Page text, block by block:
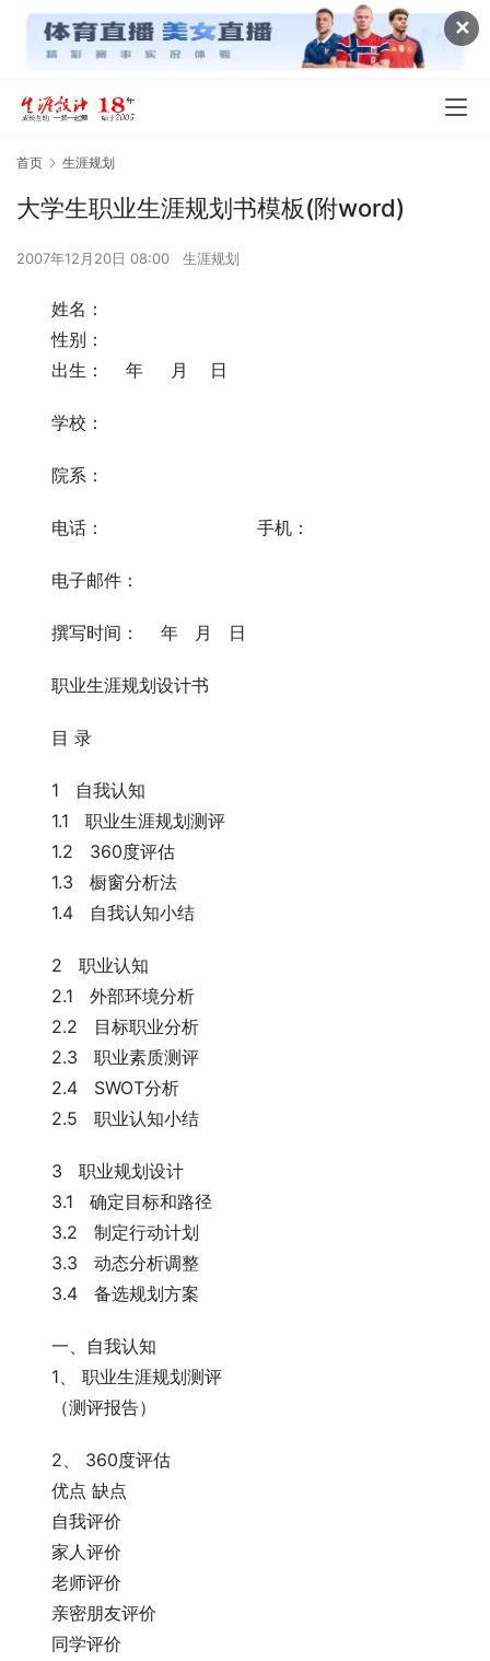
✕
首页 生涯规划
大学生职业生涯规划书模板(附word)
2007年12月20日 08:00 生涯规划
姓名：
性别：
出生：    年     月    日
学校：
院系：
电话：                            手机：
电子邮件：
撰写时间：    年   月   日
职业生涯规划设计书
目 录
1   自我认知
1.1   职业生涯规划测评
1.2   360度评估
1.3   橱窗分析法
1.4   自我认知小结
2   职业认知
2.1   外部环境分析
2.2   目标职业分析
2.3   职业素质测评
2.4   SWOT分析
2.5   职业认知小结
3   职业规划设计
3.1   确定目标和路径
3.2   制定行动计划
3.3   动态分析调整
3.4   备选规划方案
一、自我认知
1、 职业生涯规划测评
（测评报告）
2、 360度评估
优点 缺点
自我评价
家人评价
老师评价
亲密朋友评价
同学评价